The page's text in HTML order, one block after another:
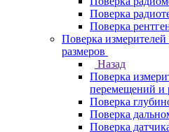
Поверка
Поверка
Поверка
размеров
Назад
Поверка
перемещений и
Поверка
Поверка
Поверка